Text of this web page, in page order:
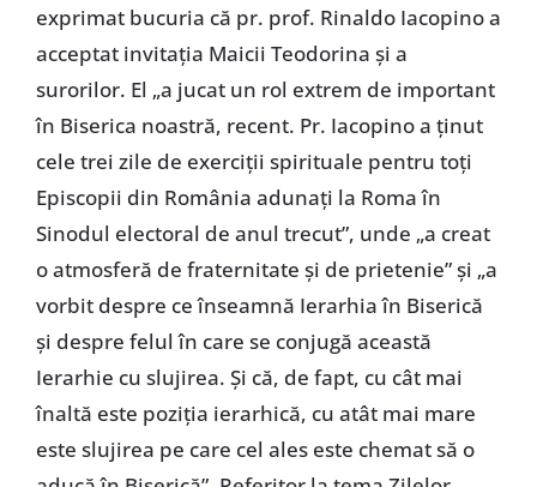
exprimat bucuria că pr. prof. Rinaldo Iacopino a
acceptat invitația Maicii Teodorina și a
surorilor. El „a jucat un rol extrem de important
în Biserica noastră, recent. Pr. Iacopino a ținut
cele trei zile de exerciții spirituale pentru toți
Episcopii din România adunați la Roma în
Sinodul electoral de anul trecut”, unde „a creat
o atmosferă de fraternitate și de prietenie” și „a
vorbit despre ce înseamnă Ierarhia în Biserică
și despre felul în care se conjugă această
Ierarhie cu slujirea. Și că, de fapt, cu cât mai
înaltă este poziția ierarhică, cu atât mai mare
este slujirea pe care cel ales este chemat să o